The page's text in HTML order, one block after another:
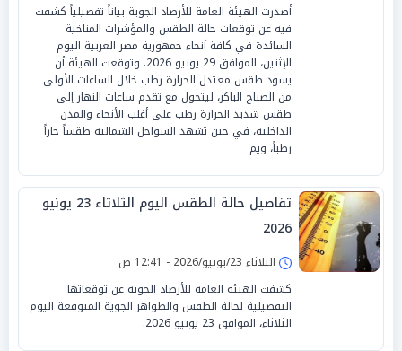
أصدرت الهيئة العامة للأرصاد الجوية بياناً تفصيلياً كشفت
فيه عن توقعات حالة الطقس والمؤشرات المناخية
السائدة في كافة أنحاء جمهورية مصر العربية اليوم
الإثنين، الموافق 29 يونيو 2026. وتوقعت الهيئة أن
يسود طقس معتدل الحرارة رطب خلال الساعات الأولى
من الصباح الباكر، ليتحول مع تقدم ساعات النهار إلى
طقس شديد الحرارة رطب على أغلب الأنحاء والمدن
الداخلية، في حين تشهد السواحل الشمالية طقساً حاراً
رطباً، ويم
تفاصيل حالة الطقس اليوم الثلاثاء 23 يونيو
2026
الثلاثاء 23/يونيو/2026 - 12:41 ص
كشفت الهيئة العامة للأرصاد الجوية عن توقعاتها
التفصيلية لحالة الطقس والظواهر الجوية المتوقعة اليوم
الثلاثاء، الموافق 23 يونيو 2026.